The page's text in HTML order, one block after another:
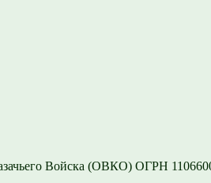
Войска (ОВКО) ОГРН